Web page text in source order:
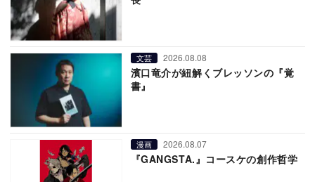
文芸 2026.08.08
濱口竜介が紐解くブレッソンの『覚
書』
漫画 2026.08.07
『GANGSTA.』コースケの創作哲学